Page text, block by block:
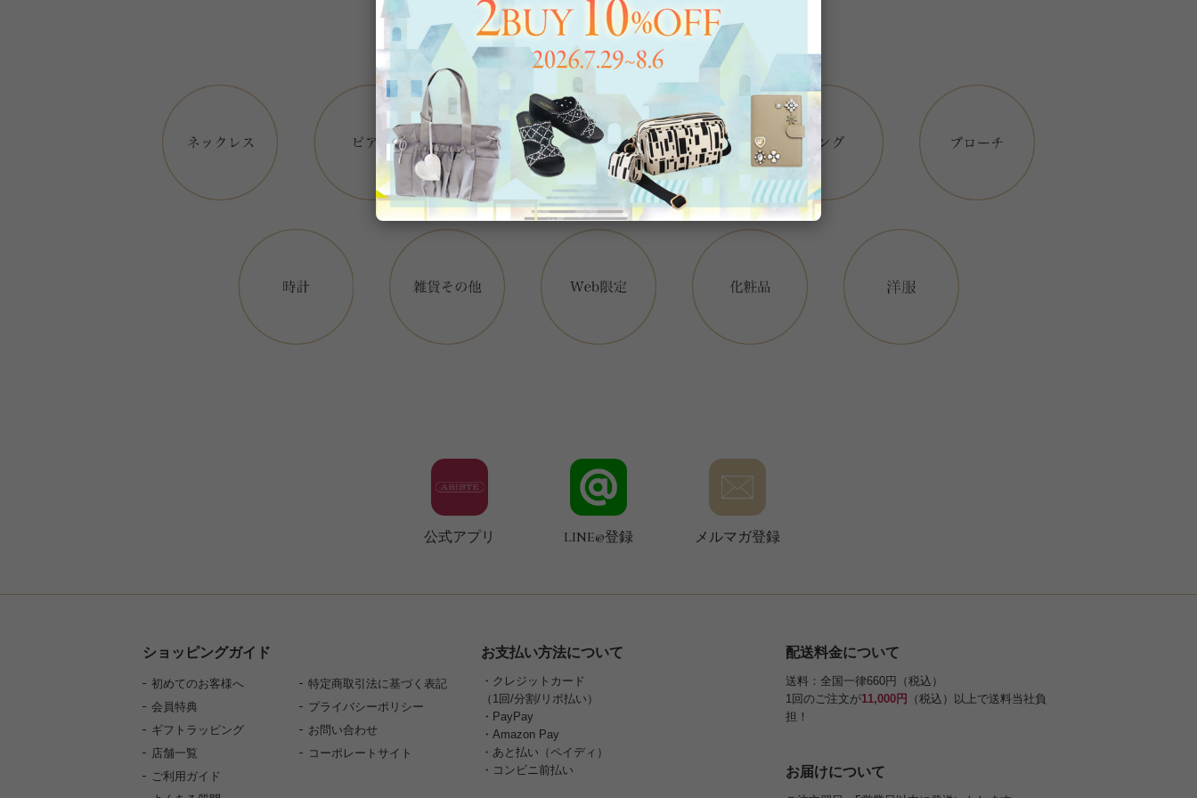
アイテムカテゴリー
公式アプリ LINE@登録 メルマガ登録
ショッピングガイド
初めてのお客様へ
会員特典
ギフトラッピング
店舗一覧
ご利用ガイド
特定商取引法に基づく表記
プライバシーポリシー
お問い合わせ
コーポレートサイト
お支払い方法について
・クレジットカード
（1回/分割/リボ払い）
・PayPay
・Amazon Pay
・あと払い（ペイディ）
・コンビニ前払い
配送料金について
送料：全国一律660円（税込）
1回のご注文が11,000円
（税込）以上で送料当社負
担！
お届けについて